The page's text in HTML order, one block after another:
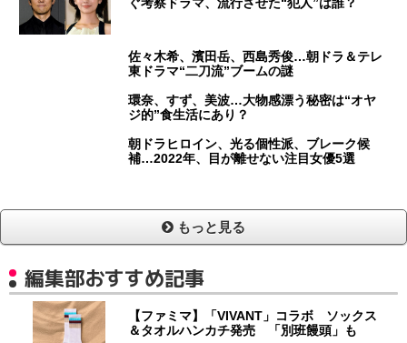
ぐ考察ドラマ、流行させた“犯人”は誰？
佐々木希、濱田岳、西島秀俊…朝ドラ＆テレ
東ドラマ“二刀流”ブームの謎
環奈、すず、美波…大物感漂う秘密は“オヤ
ジ的”食生活にあり？
朝ドラヒロイン、光る個性派、ブレーク候
補…2022年、目が離せない注目女優5選
もっと見る
編集部おすすめ記事
【ファミマ】「VIVANT」コラボ ソックス
＆タオルハンカチ発売 「別班饅頭」も